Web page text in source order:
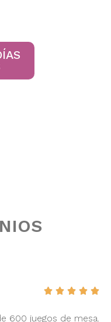
    
600 juegos de mesa.